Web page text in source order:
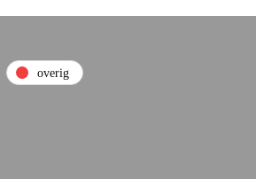
overig